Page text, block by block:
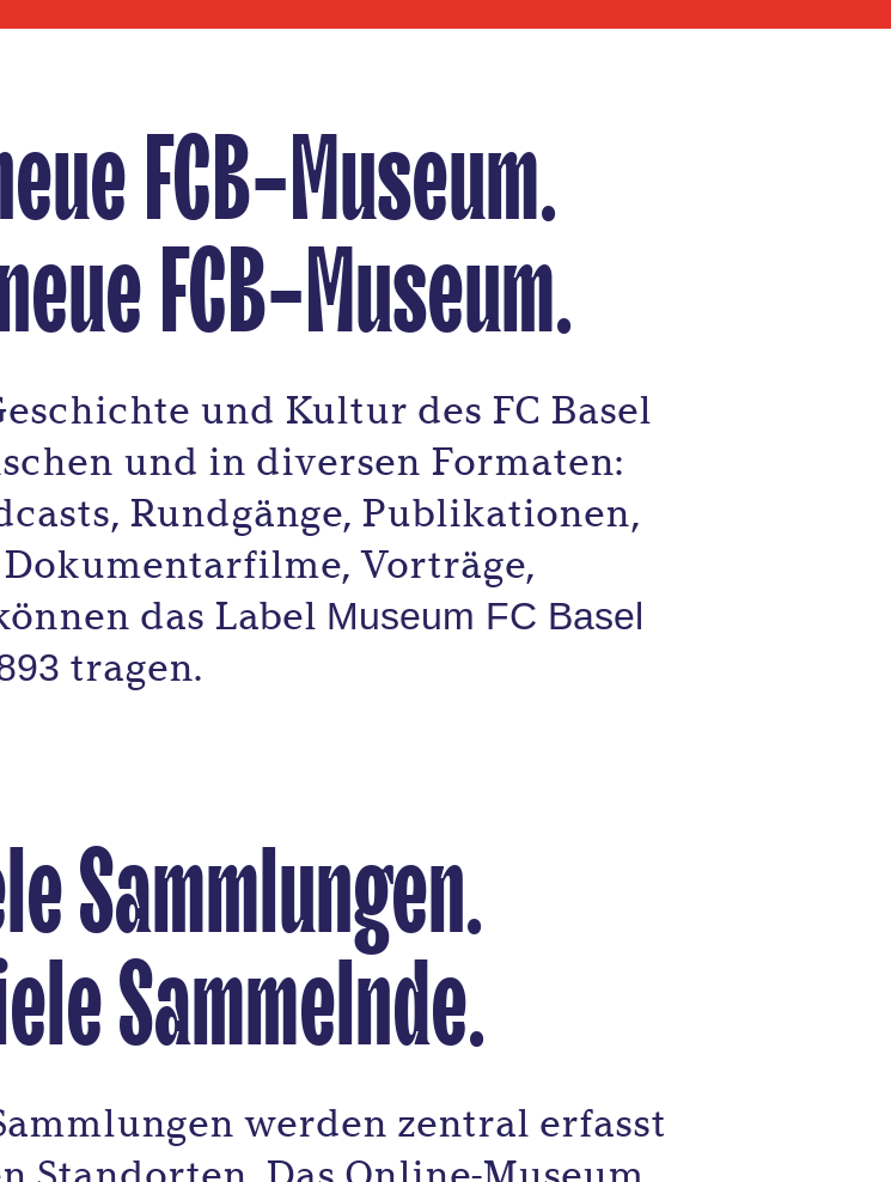
FCB-Museum.
FCB-Museum.
und Kultur des FC Basel
und in diversen Formaten:
Rundgänge, Publikationen,
Vorträge,
das Label Museum FC Basel
tragen.
Sammlungen.
Sammelnde.
werden zentral erfasst